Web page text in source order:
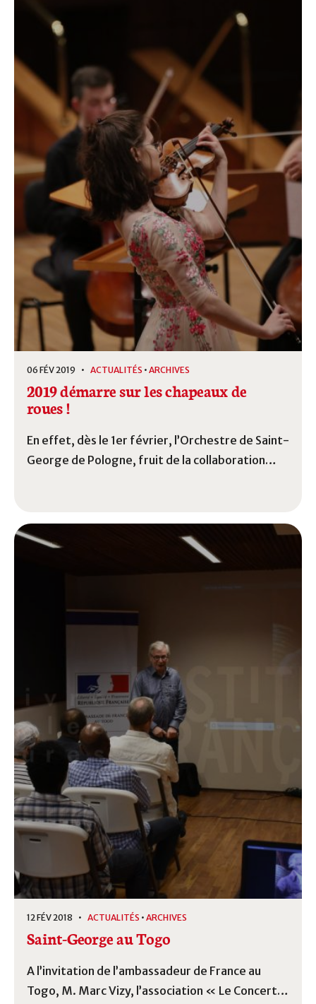
06 FÉV 2019 • ACTUALITÉS • ARCHIVES
2019 démarre sur les chapeaux de
roues !
En effet, dès le 1er février, l’Orchestre de Saint-
George de Pologne, fruit de la collaboration
12 FÉV 2018 • ACTUALITÉS • ARCHIVES
Saint-George au Togo
A l’invitation de l’ambassadeur de France au
Togo, M. Marc Vizy, l’association « Le Concert